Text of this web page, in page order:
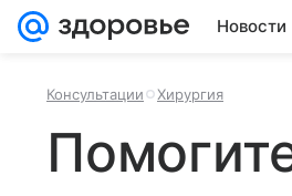
Новости
Консультации Хирургия